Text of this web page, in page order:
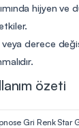
hijyen ve
veya derece
özeti
Gri Renk Star